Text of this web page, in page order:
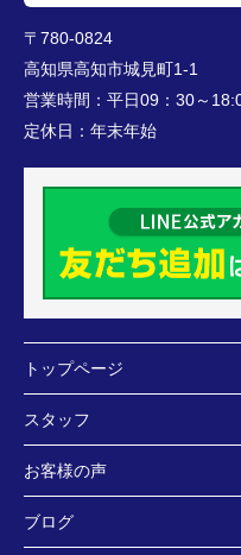
〒780-0824
高知県高知市城見町1-1
営業時間： 平日09：30～
定休日： 年末年始
トップページ
スタッフ
お客様の声
ブログ